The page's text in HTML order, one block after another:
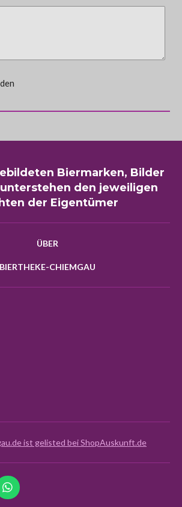
Biermarken, Bilder
den jeweiligen
der Eigentümer
ÜBER
BIERTHEKE-CHIEMGAU
W
h